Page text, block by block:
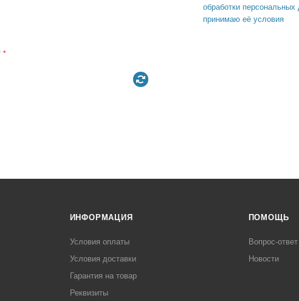
обработки персональных
принимаю её условия
*
ИНФОРМАЦИЯ
Условия оплаты
Условия доставки
Гарантия на товар
Реквизиты
ПОМОЩЬ
Вопрос-ответ
Новости